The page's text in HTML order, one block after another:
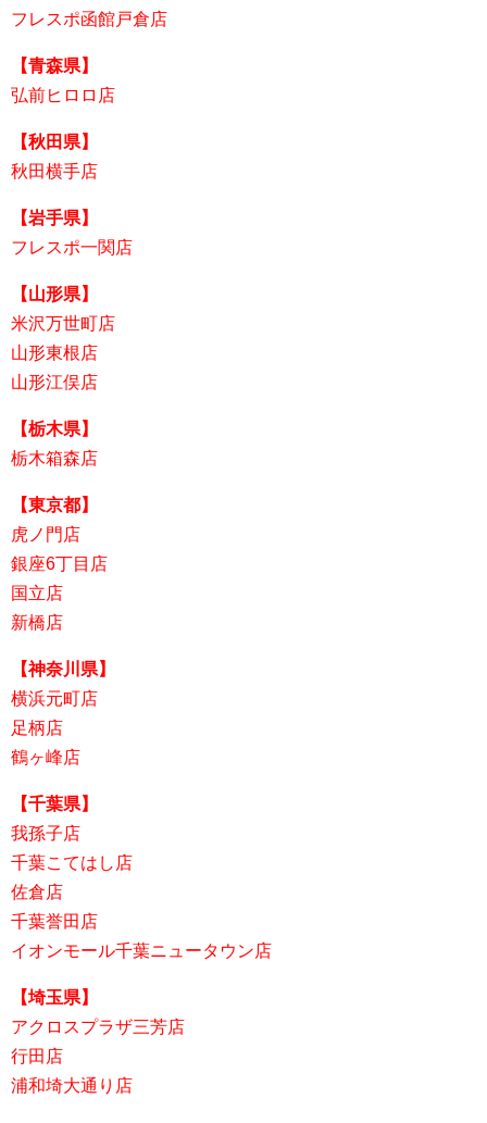
フレスポ函館戸倉店
【青森県】
弘前ヒロロ店
【秋田県】
秋田横手店
【岩手県】
フレスポ一関店
【山形県】
米沢万世町店
山形東根店
山形江俣店
【栃木県】
栃木箱森店
【東京都】
虎ノ門店
銀座6丁目店
国立店
新橋店
【神奈川県】
横浜元町店
足柄店
鶴ヶ峰店
【千葉県】
我孫子店
千葉こてはし店
佐倉店
千葉誉田店
イオンモール千葉ニュータウン店
【埼玉県】
アクロスプラザ三芳店
行田店
浦和埼大通り店